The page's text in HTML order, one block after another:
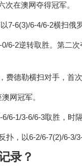
在澳网夺得冠军。
6(3)/6-4/6-2横扫俄
6-2逆转取胜。第二
德勒横扫对手，首
网冠军。
6-1/3-6/6-3取胜，时
，以6-2/6-7(2)/6-3/3-
录？